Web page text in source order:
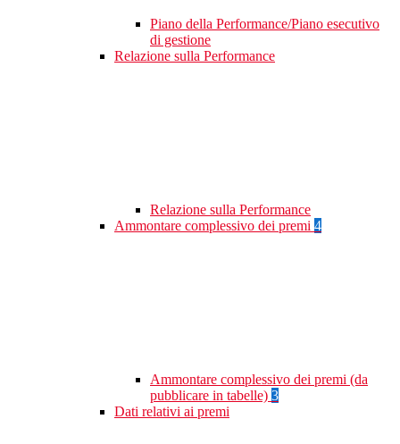
Piano della Performance/Piano esecutivo
di gestione
Relazione sulla Performance
Relazione sulla Performance
Ammontare complessivo dei premi 4
Ammontare complessivo dei premi (da
pubblicare in tabelle) 3
Dati relativi ai premi